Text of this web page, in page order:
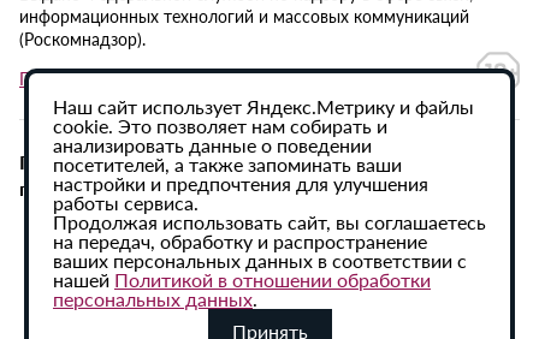
информационных технологий и массовых коммуникаций
(Роскомнадзор).
Политика в отношении обработки персональных данных
При использовании материалов сайта активная
гиперссылка на ИА «Регион 64» обязательна.
Наш сайт использует Яндекс.Метрику и файлы
cookie. Это позволяет нам собирать и
анализировать данные о поведении
посетителей, а также запоминать ваши
настройки и предпочтения для улучшения
работы сервиса.
Продолжая использовать сайт, вы соглашаетесь
на передач, обработку и распространение
ваших персональных данных в соответствии с
нашей Политикой в отношении обработки
персональных данных.
Принять